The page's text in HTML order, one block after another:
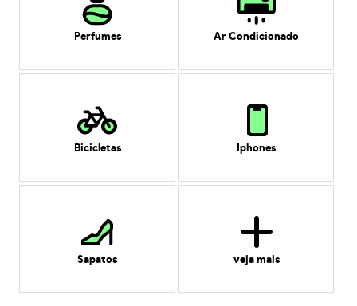
Perfumes Ar Condicionado
Bicicletas Iphones
Sapatos veja mais